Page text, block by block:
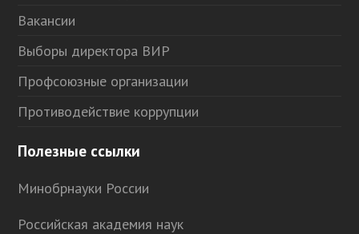
Вакансии
Выборы директора ВИР
Профсоюзные организации
Противодействие коррупции
Полезные ссылки
Минобрнауки России
Российская академия наук